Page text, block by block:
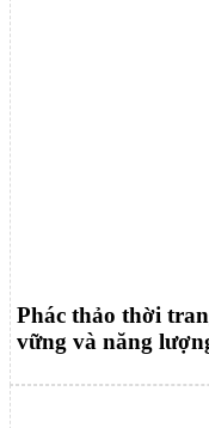
Phác thảo thời
vững và năng